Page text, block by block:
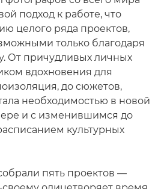
подход к работе, что
целого ряда проектов,
только благодаря
От причудливых личных
вдохновения для
до сюжетов,
необходимостью в новой
и с изменившимся до
культурных
пять проектов —